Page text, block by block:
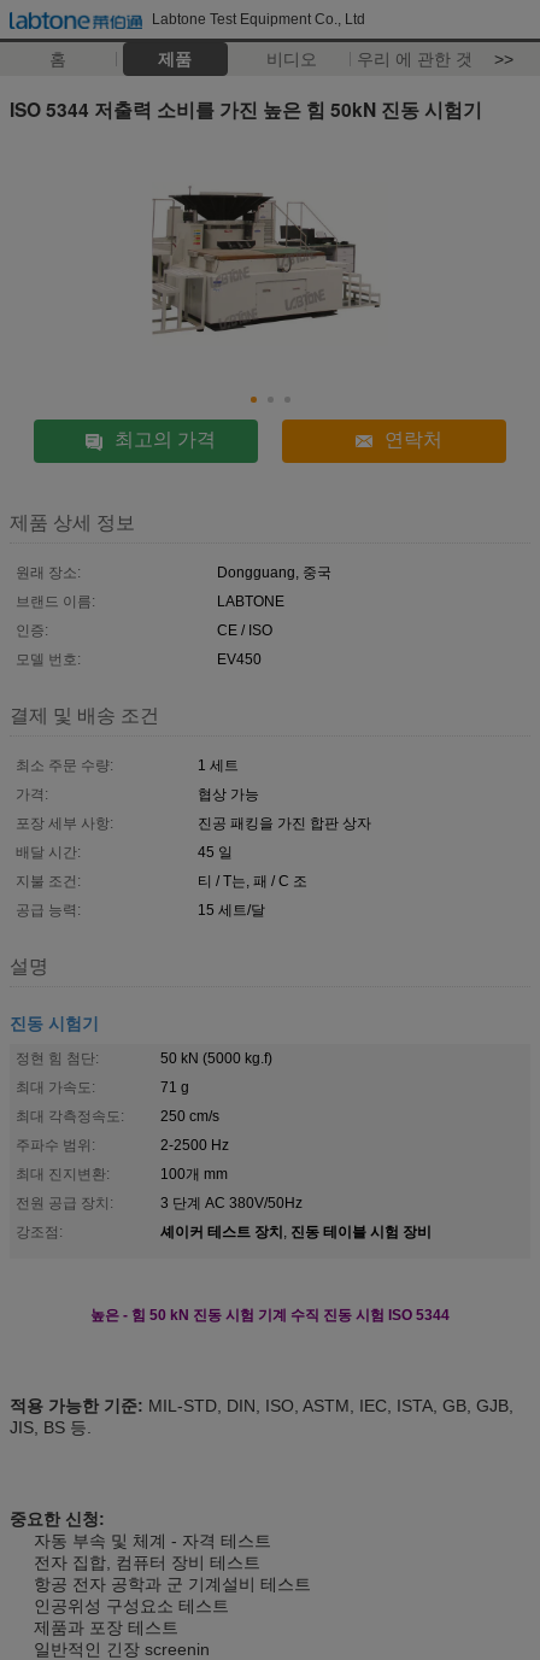
Labtone Test Equipment Co., Ltd
홈 제품 비디오 우리 에 관한 것 >>
ISO 5344 저출력 소비를 가진 높은 힘 50kN 진동 시험기
최고의 가격 연락처
제품 상세 정보
원래 장소:
Dongguang, 중국
브랜드 이름:
LABTONE
인증:
CE / ISO
모델 번호:
EV450
결제 및 배송 조건
최소 주문 수량:
1 세트
가격:
협상 가능
포장 세부 사항:
진공 패킹을 가진 합판 상자
배달 시간:
45 일
지불 조건:
티 / T는, 패 / C 조
공급 능력:
15 세트/달
설명
진동 시험기
정현 힘 첨단:
50 kN (5000 kg.f)
최대 가속도:
71 g
최대 각측정속도:
250 cm/s
주파수 범위:
2-2500 Hz
최대 진지변환:
100개 mm
전원 공급 장치:
3 단계 AC 380V/50Hz
강조점:
셰이커 테스트 장치, 진동 테이블 시험 장비
높은 - 힘 50 kN 진동 시험 기계 수직 진동 시험 ISO 5344
적용 가능한 기준: MIL-STD, DIN, ISO, ASTM, IEC, ISTA, GB, GJB,
JIS, BS 등.
중요한 신청:
자동 부속 및 체계 - 자격 테스트
전자 집합, 컴퓨터 장비 테스트
항공 전자 공학과 군 기계설비 테스트
인공위성 구성요소 테스트
제품과 포장 테스트
일반적인 긴장 screenin